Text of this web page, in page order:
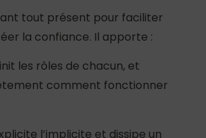
tout présent pour faciliter
la confiance. Il apporte :
les rôles de chacun, et
comment fonctionner
l’implicite et dissipe un